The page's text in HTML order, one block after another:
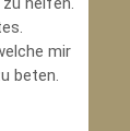
mir
beten.